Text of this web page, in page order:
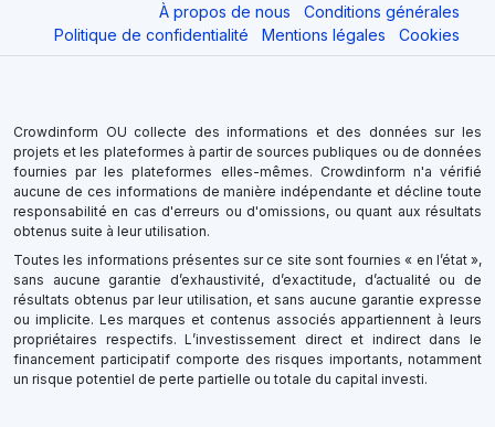
À propos de nous
Conditions générales
Politique de confidentialité
Mentions légales Cookies
Crowdinform OU collecte des informations et des données sur les
projets et les plateformes à partir de sources publiques ou de données
fournies par les plateformes elles-mêmes. Crowdinform n'a vérifié
aucune de ces informations de manière indépendante et décline toute
responsabilité en cas d'erreurs ou d'omissions, ou quant aux résultats
obtenus suite à leur utilisation.
Toutes les informations présentes sur ce site sont fournies « en l’état »,
sans aucune garantie d’exhaustivité, d’exactitude, d’actualité ou de
résultats obtenus par leur utilisation, et sans aucune garantie expresse
ou implicite. Les marques et contenus associés appartiennent à leurs
propriétaires respectifs. L’investissement direct et indirect dans le
financement participatif comporte des risques importants, notamment
un risque potentiel de perte partielle ou totale du capital investi.